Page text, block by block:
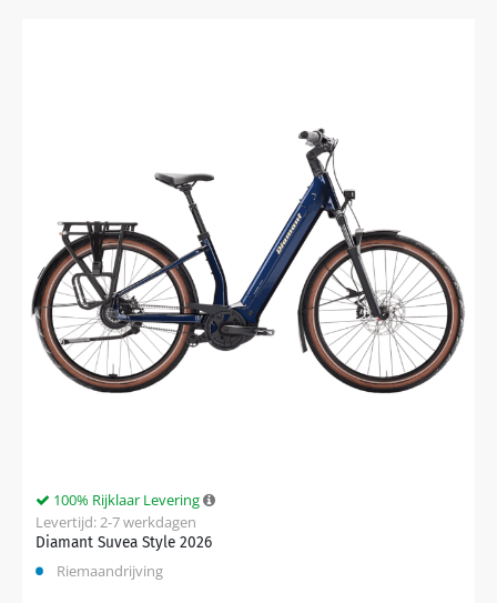
Diamant Suvea Style 2026
100% Rijklaar Levering
Levertijd: 2-7 werkdagen
Riemaandrijving